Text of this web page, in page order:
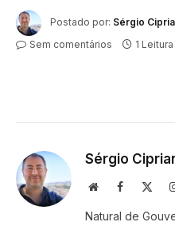
Postado por: Sérgio
Sem comentários
1
Sérgio
WebsiteFacebook
Natural de